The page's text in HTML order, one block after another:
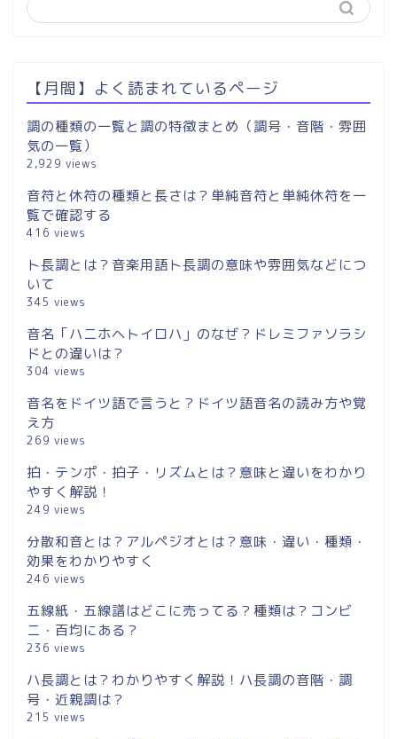
【月間】よく読まれているページ
調の種類の一覧と調の特徴まとめ（調号・音階・雰囲
気の一覧）
2,929 views
音符と休符の種類と長さは？単純音符と単純休符を一
覧で確認する
416 views
ト長調とは？音楽用語ト長調の意味や雰囲気などにつ
いて
345 views
音名「ハニホヘトイロハ」のなぜ？ドレミファソラシ
ドとの違いは？
304 views
音名をドイツ語で言うと？ドイツ語音名の読み方や覚
え方
269 views
拍・テンポ・拍子・リズムとは？意味と違いをわかり
やすく解説！
249 views
分散和音とは？アルペジオとは？意味・違い・種類・
効果をわかりやすく
246 views
五線紙・五線譜はどこに売ってる？種類は？コンビ
ニ・百均にある？
236 views
ハ長調とは？わかりやすく解説！ハ長調の音階・調
号・近親調は？
215 views